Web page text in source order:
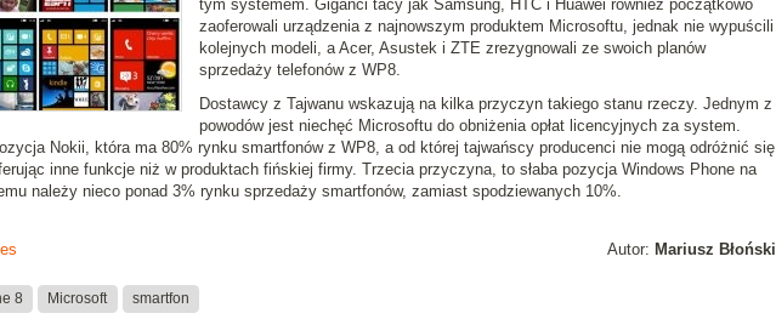
tym systemem. Giganci tacy jak Samsung, HTC i Huawei również początkowo
zaoferowali urządzenia z najnowszym produktem Microsoftu, jednak nie wypuścili
kolejnych modeli, a Acer, Asustek i ZTE zrezygnowali ze swoich planów
sprzedaży telefonów z WP8.
Dostawcy z Tajwanu wskazują na kilka przyczyn takiego stanu rzeczy. Jednym z
powodów jest niechęć Microsoftu do obniżenia opłat licencyjnych za system.
Nokii, która ma 80% rynku smartfonów z WP8, a od której tajwańscy producenci nie mogą odróżnić się
inne funkcje niż w produktach fińskiej firmy. Trzecia przyczyna, to słaba pozycja Windows Phone na
należy nieco ponad 3% rynku sprzedaży smartfonów, zamiast spodziewanych 10%.
Autor: Mariusz Błoński
8 Microsoft smartfon